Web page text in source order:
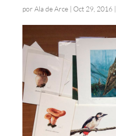
por Ala de Arce| Oct 29, 2016|